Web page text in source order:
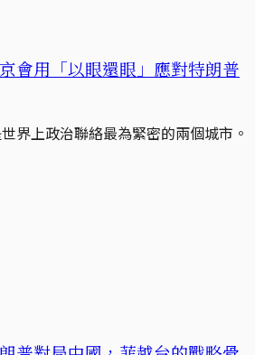
會用「以眼還眼」應對特朗普
界上政治聯絡最為緊密的兩個城市。